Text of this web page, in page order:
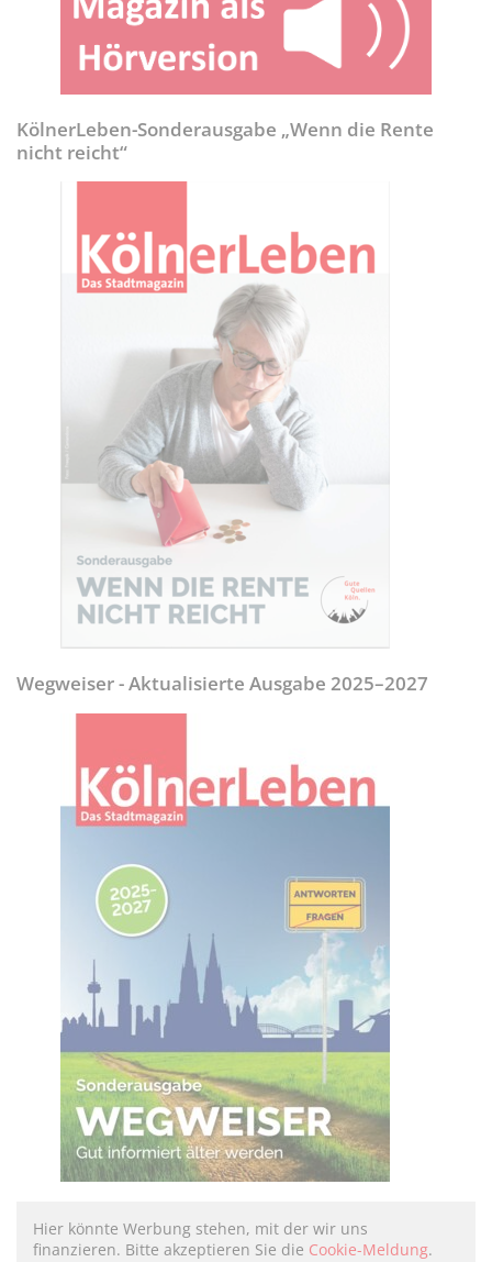
KölnerLeben-Sonderausgabe „Wenn die Rente
nicht reicht“
Wegweiser - Aktualisierte Ausgabe 2025–2027
Hier könnte Werbung stehen, mit der wir uns
finanzieren. Bitte akzeptieren Sie die Cookie-Meldung.